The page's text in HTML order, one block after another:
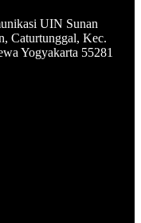
UIN Sunan
Caturtunggal, Kec.
Yogyakarta 55281